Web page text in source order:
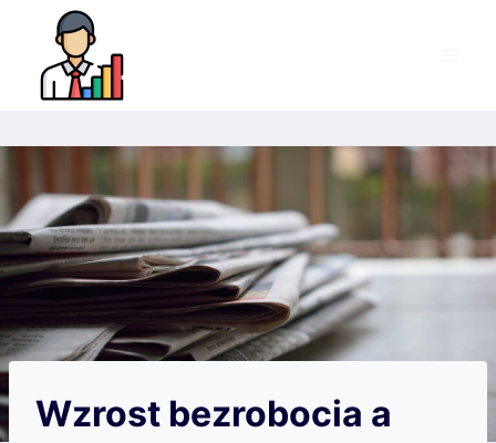
Przejdź
treści
Wzrost bezrobocia a